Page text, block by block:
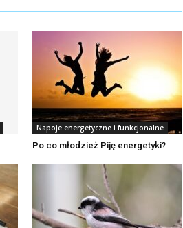
Napoje energetyczne i funkcjonalne
Po co młodzież Piję energetyki?